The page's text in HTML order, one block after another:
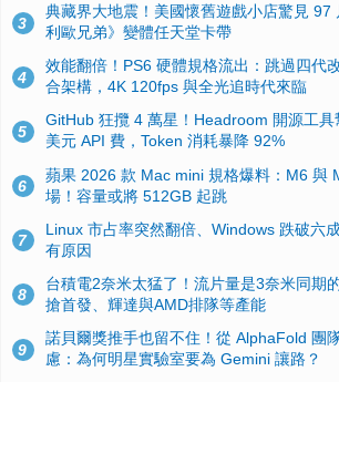
3
典藏界大地震！美國懷舊遊戲小店驚見 97
利歐兄弟》變體任天堂卡帶
4
效能翻倍！PS6 硬體規格流出：跳過四代
合架構，4K 120fps 與全光追時代來臨
5
GitHub 狂攬 4 萬星！Headroom 開源工
美元 API 費，Token 消耗暴降 92%
6
蘋果 2026 款 Mac mini 規格爆料：M6 與
場！容量或將 512GB 起跳
7
Linux 市占率突然翻倍、Windows 跌破六
有原因
8
台積電2奈米太猛了！流片量是3奈米同期
搶首發、輝達與AMD排隊等產能
9
諾貝爾獎推手也留不住！從 AlphaFold 團
慮：為何明星實驗室要為 Gemini 讓路？